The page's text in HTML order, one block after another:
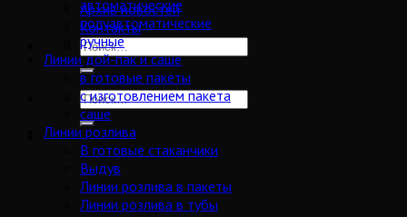
Архив новостей
Контакты
автоматические
полуавтоматические
ручные
Линии дой-пак и саше
в готовые пакеты
с изготовлением пакета
саше
Линии розлива
В готовые стаканчики
Выдув
Линии розлива в пакеты
Линии розлива в тубы